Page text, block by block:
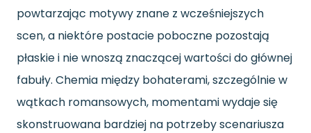
powtarzając motywy znane z wcześniejszych
scen, a niektóre postacie poboczne pozostają
płaskie i nie wnoszą znaczącej wartości do głównej
fabuły. Chemia między bohaterami, szczególnie w
wątkach romansowych, momentami wydaje się
skonstruowana bardziej na potrzeby scenariusza